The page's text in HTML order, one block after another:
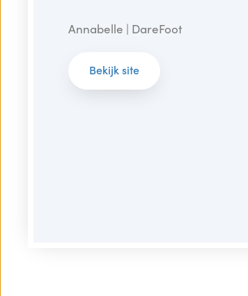
Annabelle | DareFoot
Bekijk site